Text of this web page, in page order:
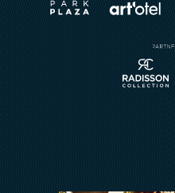
Restaurant Reservierung